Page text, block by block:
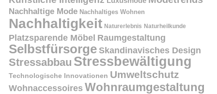
Nachhaltige Mode Nachhaltiges Wohnen
Nachhaltigkeit Naturerlebnis Naturheilkunde
Platzsparende Möbel Raumgestaltung
Selbstfürsorge Skandinavisches Design
Stressabbau Stressbewältigung
Technologische Innovationen Umweltschutz
Wohnaccessoires Wohnraumgestaltung